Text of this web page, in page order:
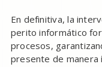
En definitiva, la
perito informático
procesos,
presente de manera